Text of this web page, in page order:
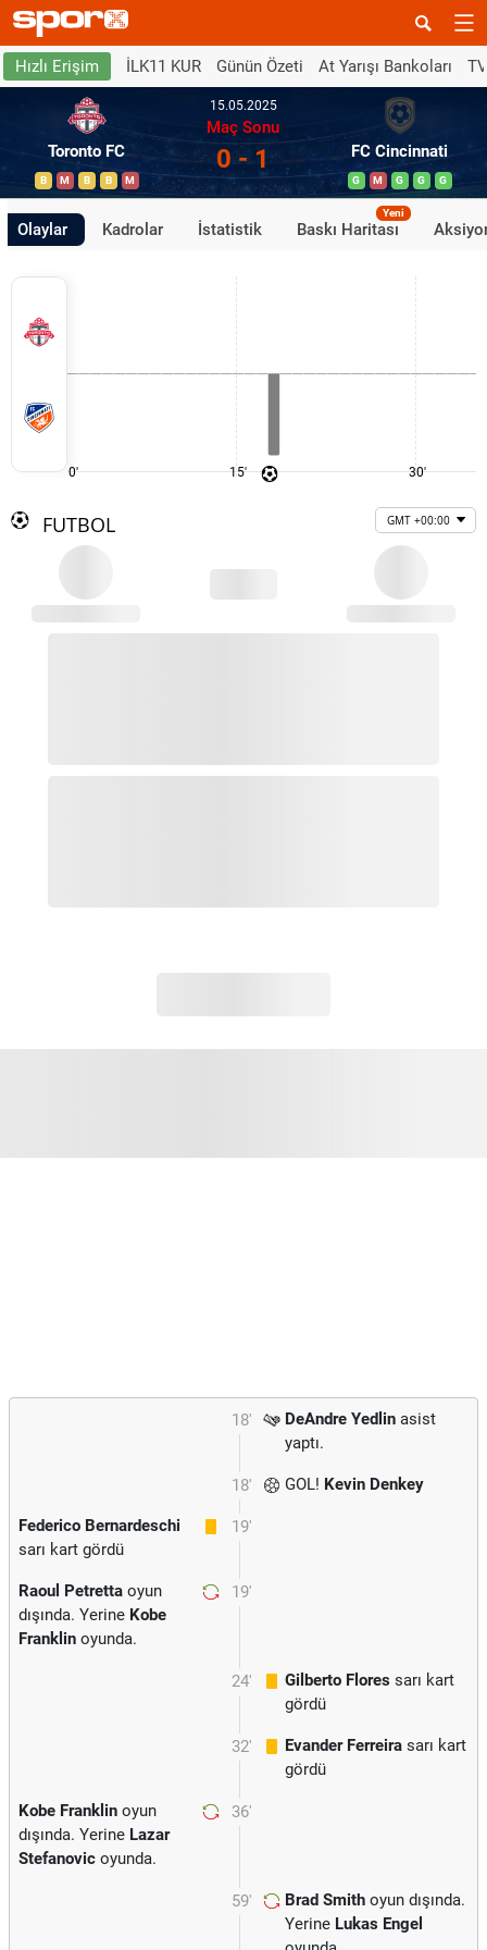
Hızlı Erişim İLK11 KUR Günün Özeti At Yarışı Bankoları
Toronto FC
B M B B M
15.05.2025
Maç Sonu
0 - 1 FC Cincinnati
G M G G G
Olaylar Kadrolar İstatistik Baskı Haritası
Yeni
0' 15' 30'
FUTBOL GMT +00:00
18' DeAndre Yedlin asist
yaptı.
18' GOL! Kevin Denkey
19'
Federico Bernardeschi
sarı kart gördü
19'
Raoul Petretta oyun
dışında. Yerine Kobe
Franklin oyunda.
24' Gilberto Flores sarı kart
gördü
32' Evander Ferreira sarı kart
gördü
36'
Kobe Franklin oyun
dışında. Yerine Lazar
Stefanovic oyunda.
59' Brad Smith oyun dışında.
Yerine Lukas Engel